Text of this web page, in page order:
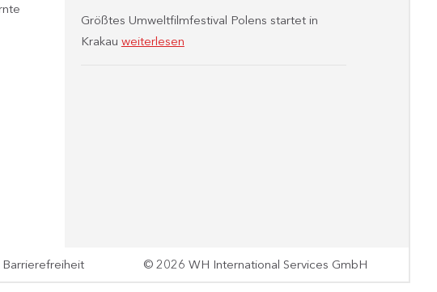
Größtes Umweltfilmfestival Polens startet in
Krakau weiterlesen
Barrierefreiheit © 2026 WH International Services GmbH